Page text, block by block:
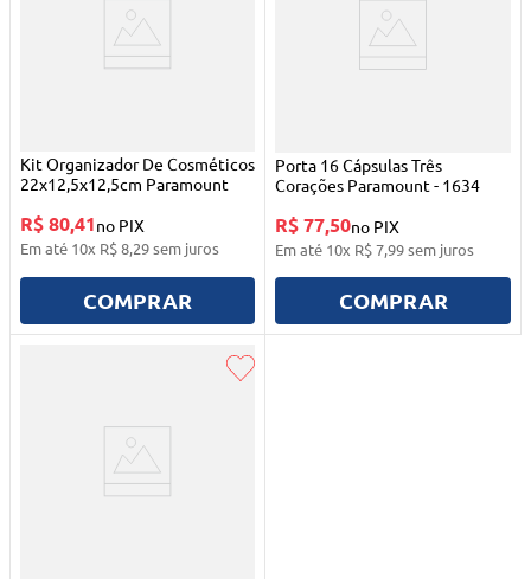
Kit Organizador De Cosméticos
22x12,5x12,5cm Paramount
R$ 80,41no PIX
Em até 10x R$8,29sem juros
COMPRAR
Porta 16 Cápsulas Três
Corações Paramount - 1634
R$ 77,50no PIX
Em até 10x R$7,99sem juros
COMPRAR